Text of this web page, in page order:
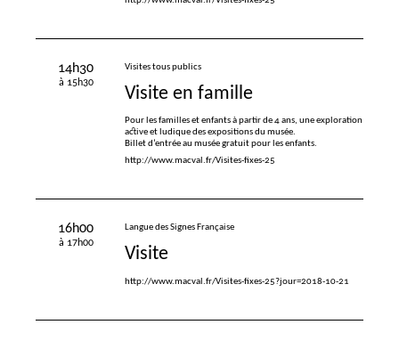
14h30
à 15h30
Visites tous publics
Visite en famille
Pour les familles et enfants à partir de 4 ans, une exploration
active et ludique des expositions du musée.
Billet d’entrée au musée gratuit pour les enfants.
http://www.macval.fr/Visites-fixes-25
16h00
à 17h00
Langue des Signes Française
Visite
http://www.macval.fr/Visites-fixes-25?jour=2018-10-21